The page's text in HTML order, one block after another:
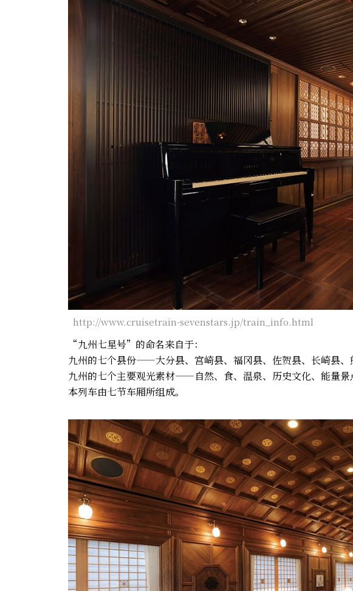
http://www.cruisetrain-sevenstars.jp/train_info.html
“九州七星号”的命名来自于：
九州的七个县份——大分县、宫崎县、福冈县、佐贺县、长崎县、
九州的七个主要观光素材——自然、食、温泉、历史文化、能量景
本列车由七节车厢所组成。